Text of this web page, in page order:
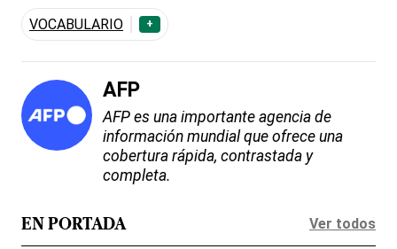
VOCABULARIO +
AFP
AFP es una importante agencia de
información mundial que ofrece una
cobertura rápida, contrastada y
completa.
EN PORTADA Ver todos